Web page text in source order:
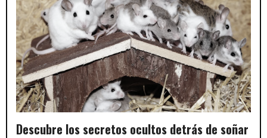
Descubre los secretos ocultos detrás de soñar